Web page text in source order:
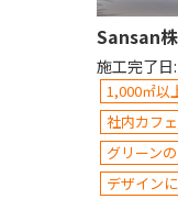
Sansan
施工完了日:
1,000㎡以
社内カフ
グリーン
デザイン